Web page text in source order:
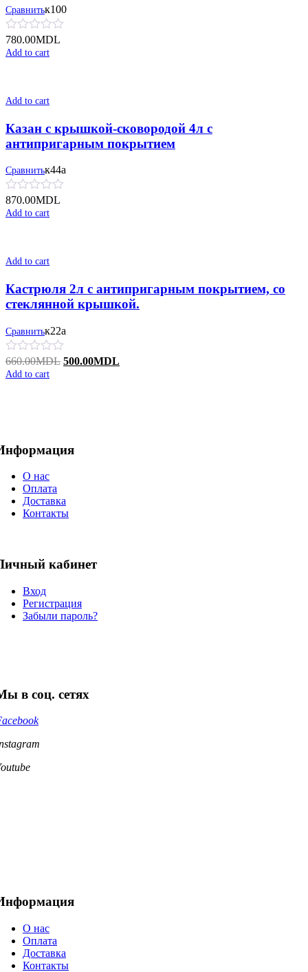
Сравнитьк100
780.00MDL
Add to cart
Add to cart
Казан с крышкой-сковородой 4л с
антипригарным покрытием
Сравнитьк44а
870.00MDL
Add to cart
Add to cart
Кастрюля 2л с антипригарным покрытием, со
стеклянной крышкой.
Сравнитьк22а
660.00MDL Original
500.00MDL
Add to cart
О нас
Оплата
Доставка
Контакты
кабинет
Вход
Регистрация
Забыли пароль?
в соц. сетях
О нас
Оплата
Доставка
Контакты